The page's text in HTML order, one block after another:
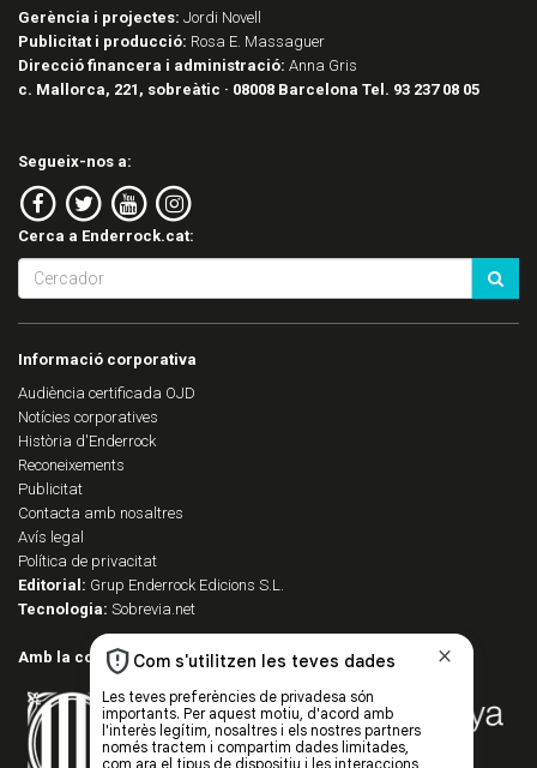
Gerència i projectes: Jordi Novell
Publicitat i producció: Rosa E. Massaguer
Direcció financera i administració: Anna Gris
c. Mallorca, 221, sobreàtic · 08008 Barcelona Tel. 93 237 08 05
Segueix-nos a:
Cerca a Enderrock.cat:
Informació corporativa
Audiència certificada OJD
Notícies corporatives
Història d'Enderrock
Reconeixements
Publicitat
Contacta amb nosaltres
Avís legal
Política de privacitat
Editorial: Grup Enderrock Edicions S.L.
Tecnologia: Sobrevia.net
Amb la col·laboració de: